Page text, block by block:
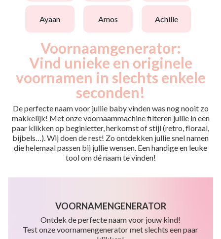
ayaan amos achille
Voornaamgenerator:
Vind unieke en originele
voornamen in slechts enkele
seconden!
De perfecte naam voor jullie baby vinden was nog nooit zo
makkelijk! Met onze voornaammachine filteren jullie in een
paar klikken op beginletter, herkomst of stijl (retro, floraal,
bijbels…). Wij doen de rest! Zo ontdekken jullie snel namen
die helemaal passen bij jullie wensen. Een handige en leuke
tool om dé naam te vinden!
VOORNAMENGENERATOR
Ontdek de perfecte naam voor jouw kind!
Test onze voornamengenerator met slechts een paar